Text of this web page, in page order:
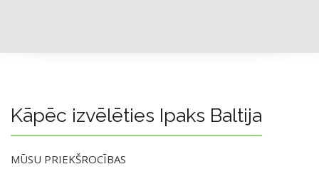
Kāpēc izvēlēties Ipaks Baltija
MŪSU PRIEKŠROCĪBAS